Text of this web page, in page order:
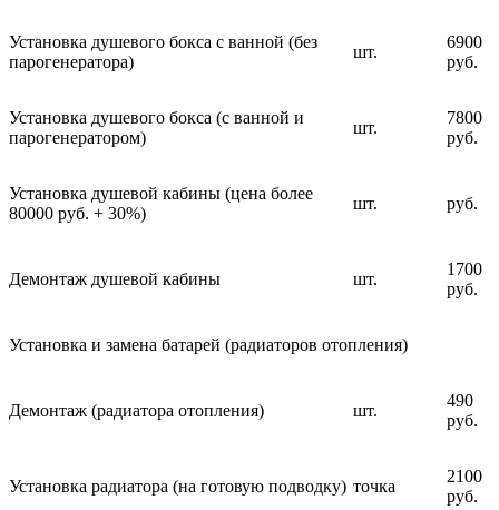
Установка душевого бокса с ванной (без
парогенератора)
шт.
6900
руб.
Установка душевого бокса (с ванной и
парогенератором)
шт.
7800
руб.
Установка душевой кабины (цена более
80000 руб. + 30%)
шт. руб.
Демонтаж душевой кабины шт.
1700
руб.
Установка и замена батарей (радиаторов отопления)
Демонтаж (радиатора отопления) шт.
490
руб.
Установка радиатора (на готовую подводку) точка
2100
руб.